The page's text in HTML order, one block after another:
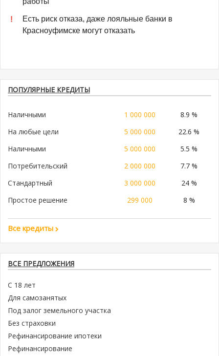
Есть риск отказа, даже лояльные банки в
Красноуфимске могут отказать
ПОПУЛЯРНЫЕ КРЕДИТЫ
Наличными 1 000 000
8.9 %
На любые цели
5 000 000
22.6 %
Наличными
5 000 000
5.5 %
Потребительский
2 000 000
7.7 %
Стандартный
3 000 000
24 %
Простое решение
299 000 8 %
Все кредиты
ВСЕ ПРЕДЛОЖЕНИЯ
С 18 лет
Для самозанятых
Под залог земельного участка
Без страховки
Рефинансирование ипотеки
Рефинансирование